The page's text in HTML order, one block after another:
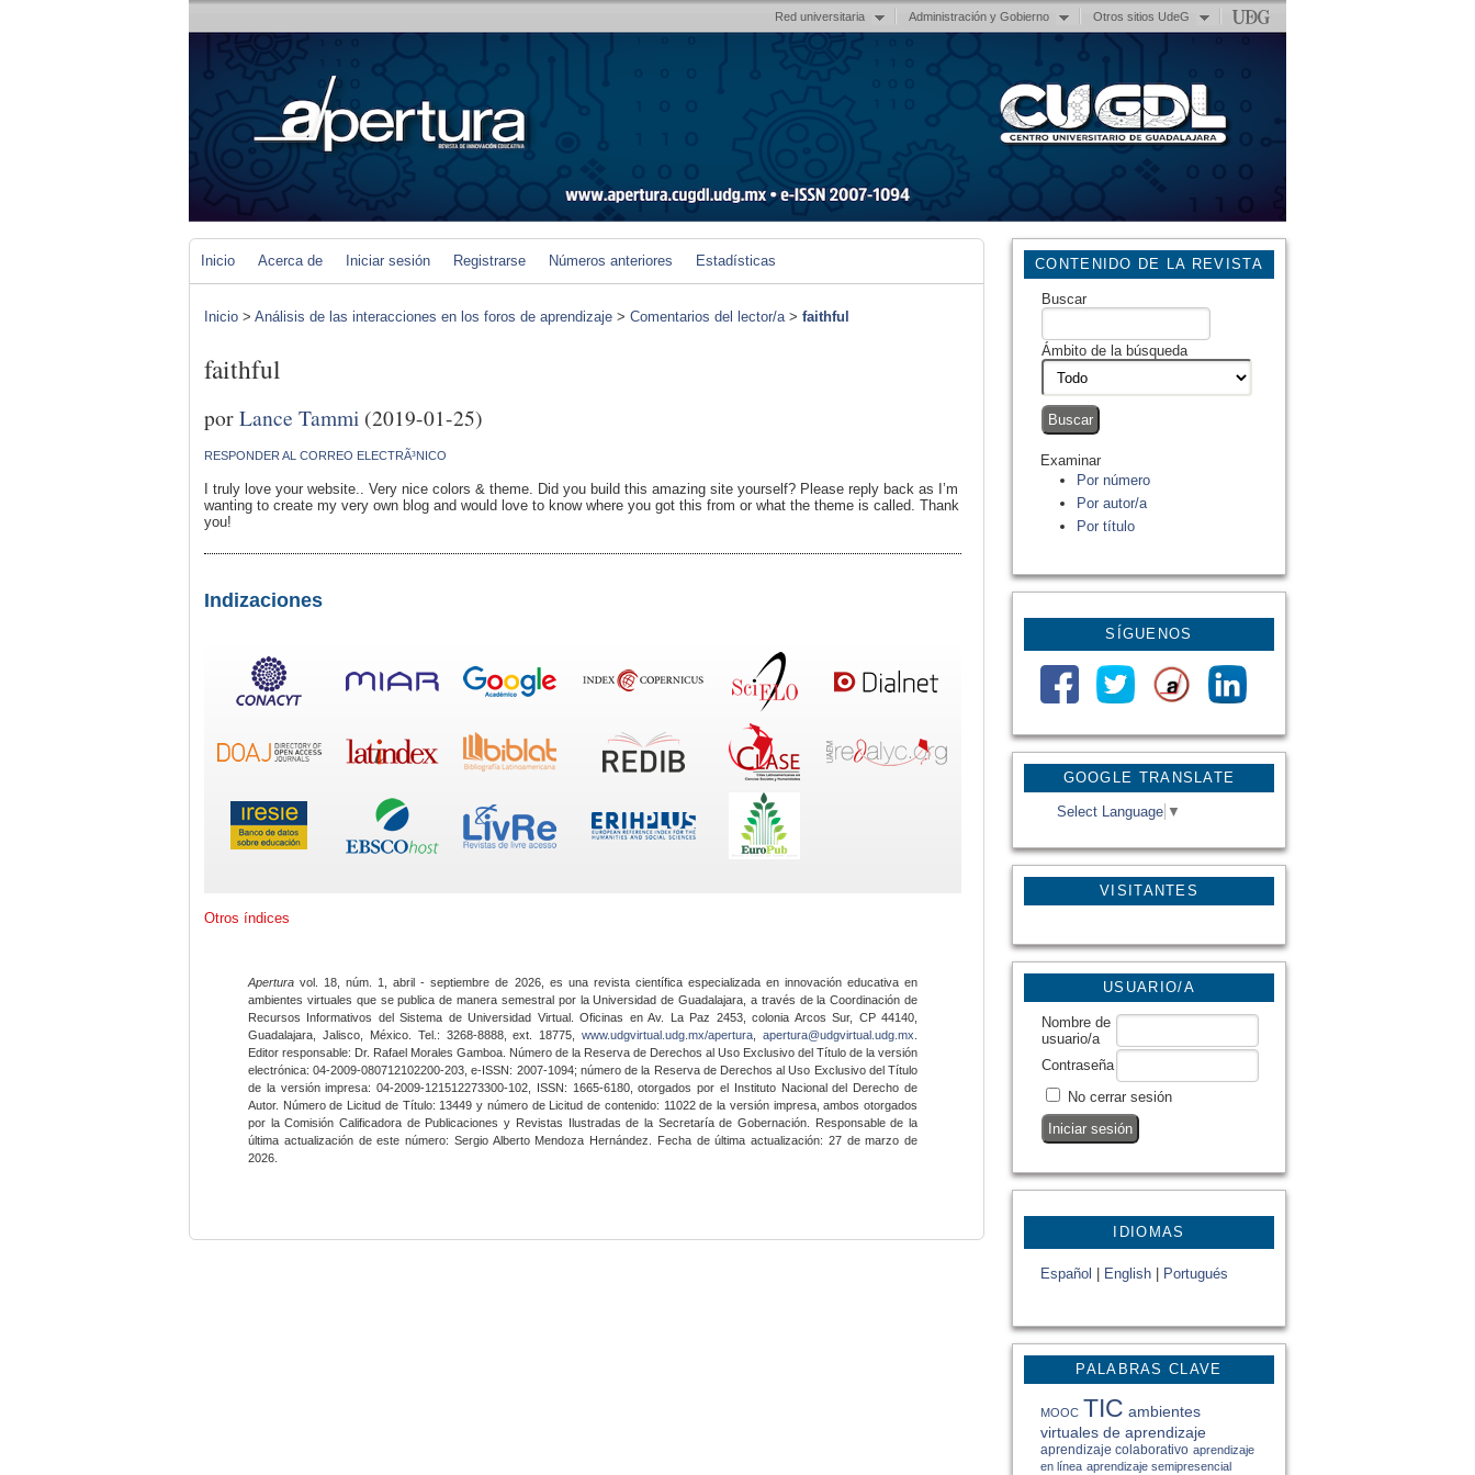
Red universitaria Administración y Gobierno Otros sitios UdeG
GOOGLE TRANSLATE
Select Language ▼
VISITANTES
CONTENIDO DE LA REVISTA
Buscar
Ámbito de la búsqueda
Examinar
Por número
Por autor/a
Por título
SÍGUENOS
USUARIO/A
Nombre de
usuario/a
Contraseña
No cerrar sesión
IDIOMAS
Español English Portugués
PALABRAS CLAVE
MOOC TIC ambientes
virtuales de aprendizaje
aprendizaje colaborativo aprendizaje
en línea aprendizaje semipresencial
Inicio Acerca de Iniciar sesión Registrarse Números anteriores Estadísticas
Inicio > Análisis de las interacciones en los foros de aprendizaje > Comentarios del lector/a> faithful
faithful
porLance Tammi (2019-01-25)
RESPONDER AL CORREO ELECTRÃ³NICO
I truly love your website.. Very nice colors & theme. Did you build this amazing site yourself? Please reply back as I’m
wanting to create my very own blog and would love to know where you got this from or what the theme is called. Thank
you!
Indizaciones
Otros índices
Apertura vol. 18, núm. 1, abril - septiembre de 2026, es una revista científica especializada en innovación educativa en
ambientes virtuales que se publica de manera semestral por la Universidad de Guadalajara, a través de la Coordinación de
Recursos Informativos del Sistema de Universidad Virtual. Oficinas en Av. La Paz 2453, colonia Arcos Sur, CP 44140,
Guadalajara, Jalisco, México. Tel.: 3268-8888, ext. 18775,www.udgvirtual.udg.mx/apertura apertura@udgvirtual.udg.mx
Editor responsable: Dr. Rafael Morales Gamboa. Número de la Reserva de Derechos al Uso Exclusivo del Título de la versión
electrónica: 04-2009-080712102200-203, e-ISSN: 2007-1094; número de la Reserva de Derechos al Uso Exclusivo del Título
de la versión impresa: 04-2009-121512273300-102, ISSN: 1665-6180, otorgados por el Instituto Nacional del Derecho de
Autor. Número de Licitud de Título: 13449 y número de Licitud de contenido: 11022 de la versión impresa, ambos otorgados
por la Comisión Calificadora de Publicaciones y Revistas Ilustradas de la Secretaría de Gobernación. Responsable de la
última actualización de este número: Sergio Alberto Mendoza Hernández. Fecha de última actualización: 27 de marzo de
2026.